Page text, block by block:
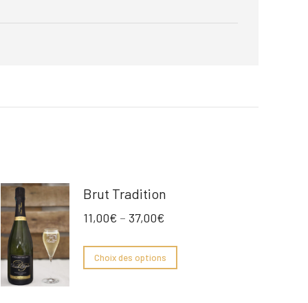
Brut Tradition
11,00€ – 37,00€
Choix des options